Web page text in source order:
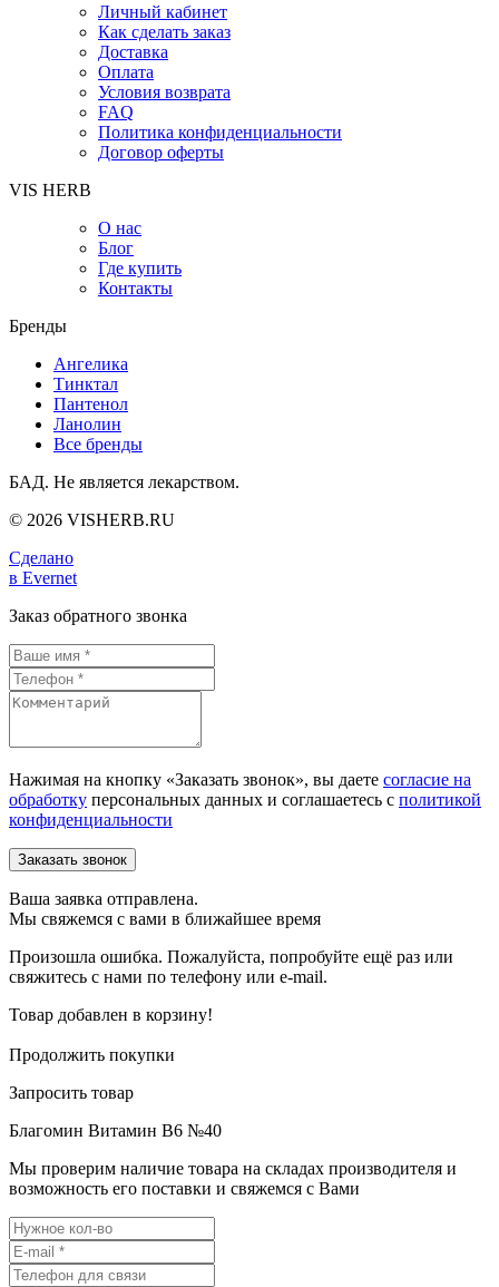
Личный кабинет
Как сделать заказ
Доставка
Оплата
Условия возврата
FAQ
Политика конфиденциальности
Договор оферты
VIS HERB
О нас
Блог
Где купить
Контакты
Бренды
Ангелика
Тинктал
Пантенол
Ланолин
Все бренды
БАД. Не является лекарством.
© 2026 VISHERB.RU
Сделано
в Evernet
Заказ обратного звонка
Нажимая на кнопку «Заказать звонок», вы даете согласие на
обработку персональных данных и соглашаетесь c политикой
конфиденциальности
Ваша заявка отправлена.
Мы свяжемся с вами в ближайшее время
Произошла ошибка. Пожалуйста, попробуйте ещё раз или
свяжитесь с нами по телефону или e-mail.
Товар добавлен в корзину!
Продолжить покупки
Запросить товар
Благомин Витамин В6 №40
Мы проверим наличие товара на складах производителя и
возможность его поставки и свяжемся с Вами